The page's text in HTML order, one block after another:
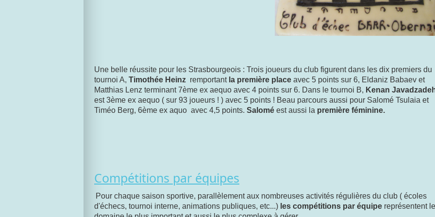
Une belle réussite pour les Strasbourgeois : Trois joueurs du club figurent dans les dix premiers du
tournoi A, Timothée Heinz remportant la première place avec 5 points sur 6, Eldaniz Babaev et
Matthias Lenz terminant 7ème ex aequo avec 4 points sur 6. Dans le tournoi B, Kenan
est 3ème ex aequo ( sur 93 joueurs ! ) avec 5 points ! Beau parcours aussi pour Salomé Tsulaia et
Timéo Berg, 6ème ex aquo avec 4,5 points. Salomé est aussi la première féminine.
Compétitions par équipes
Pour chaque saison sportive, parallèlement aux nombreuses activités régulières du club ( écoles
d'échecs, tournoi interne, animations publiques, etc...) les compétitions par équipe représentent le